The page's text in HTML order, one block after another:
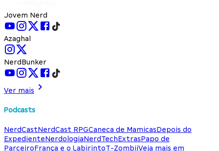
Jovem Nerd
Azaghal
NerdBunker
Ver mais
Podcasts
NerdCastNerdCast RPGCaneca de MamicasDepois do
ExpedienteNerdologiaNerdTechExtrasPapo de
ParceiroFrança e o LabirintoT-ZombiiVeja mais em